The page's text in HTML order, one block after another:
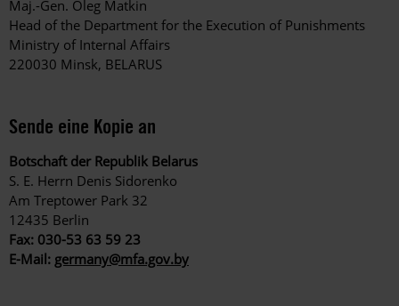
Maj.-Gen. Oleg Matkin
Head of the Department for the Execution of Punishments
Ministry of Internal Affairs
220030 Minsk, BELARUS
Sende eine Kopie an
Botschaft der Republik Belarus
S. E. Herrn Denis Sidorenko
Am Treptower Park 32
12435 Berlin
Fax: 030-53 63 59 23
E-Mail: germany@mfa.gov.by